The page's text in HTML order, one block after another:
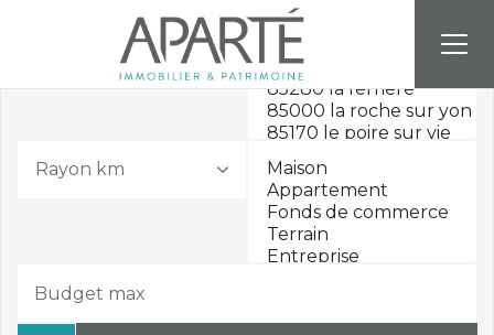
Rayon km